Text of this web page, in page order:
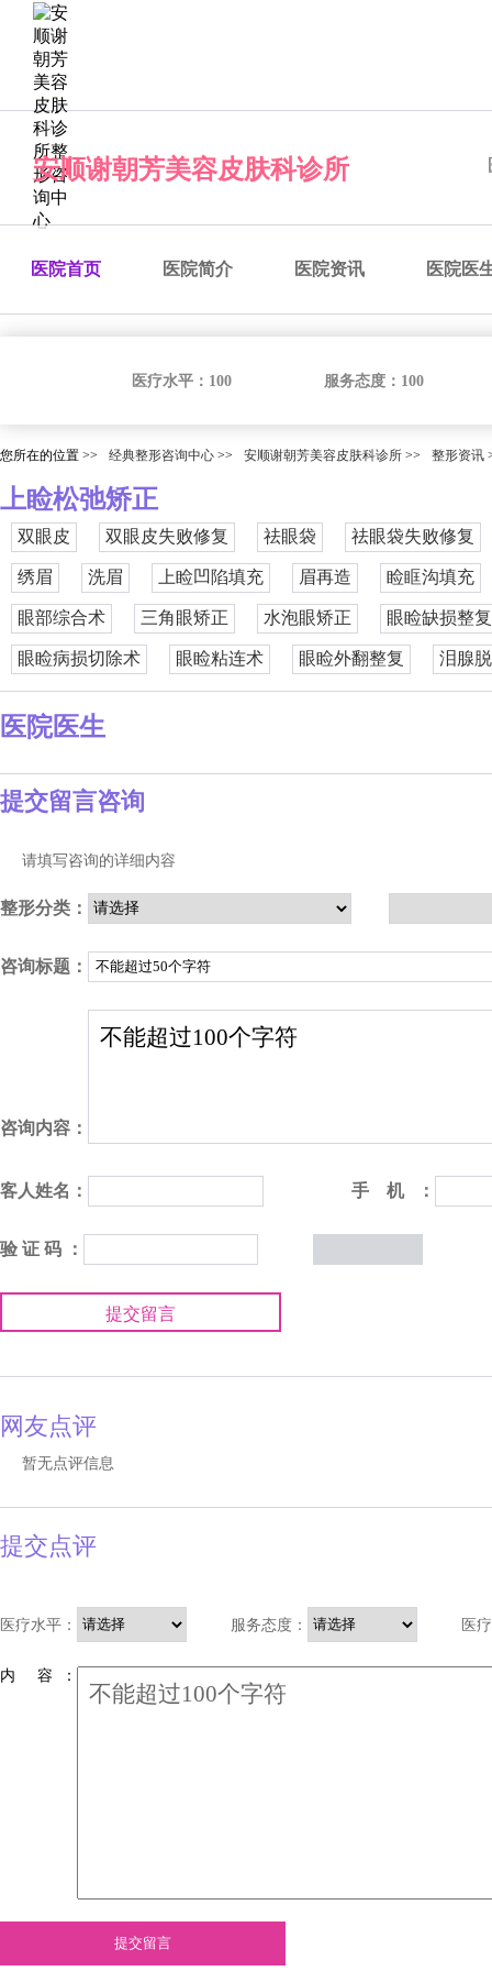
安顺谢朝芳美容皮肤科诊所
医院首页 医院简介 医院资讯 医院医
医疗水平： 100 服务态度： 100
您所在的位置 >> 经典整形咨询中心 >> 安顺谢朝芳美容皮肤科诊所 >> 整形资讯
上睑松弛矫正
双眼皮 双眼皮失败修复 祛眼袋 祛眼袋失败修复
绣眉 洗眉 上睑凹陷填充 眉再造 睑眶沟填充
眼部综合术 三角眼矫正 水泡眼矫正 眼睑缺损整
眼睑病损切除术 眼睑粘连术 眼睑外翻整复 泪腺
医院医生
提交留言咨询
请填写咨询的详细内容
整形分类：
咨询标题：
咨询内容：
客人姓名： 手 机 ：
验 证 码 ：
提交留言
网友点评
暂无点评信息
提交点评
医疗水平： 服务态度： 医
内 容 ：
提交留言